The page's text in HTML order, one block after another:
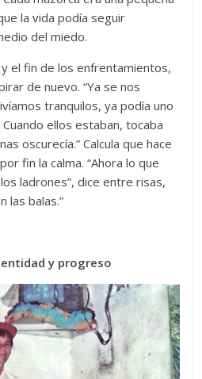
la vida podía seguir
del miedo.
el fin de los enfrentamientos,
de nuevo. “Ya se nos
tranquilos, ya podía uno
ellos estaban, tocaba
oscurecía.” Calcula que hace
fin la calma. “Ahora lo que
ladrones”, dice entre risas,
las balas.”
y progreso